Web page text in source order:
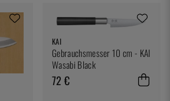
KAI
Gebrauchsmesser 10 cm - KAI
Wasabi Black
72 €